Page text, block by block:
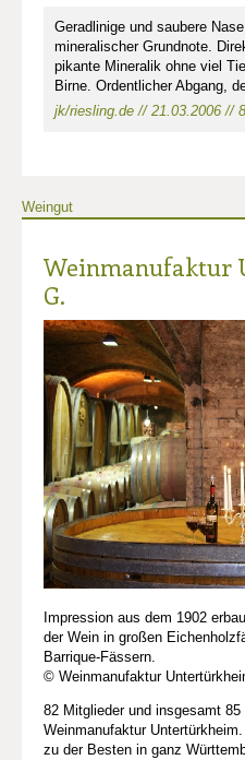
Geradlinige und saubere
mineralischer Grundnote.
pikante Mineralik ohne viel
Birne. Ordentlicher Abgang,
jk/riesling.de // 21.03.2006 //
Weingut
Weinmanufaktur
G.
Impression aus dem 1902
der Wein in großen
Barrique-Fässern.
© Weinmanufaktur
82 Mitglieder und insgesamt
Weinmanufaktur
zu der Besten in ganz